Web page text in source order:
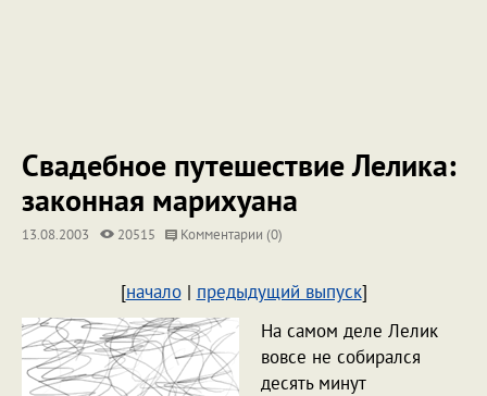
Свадебное путешествие Лелика:
законная марихуана
13.08.2003 20515 Комментарии (0)
[начало| предыдущий выпуск]
На самом деле Лелик
вовсе не собирался
десять минут